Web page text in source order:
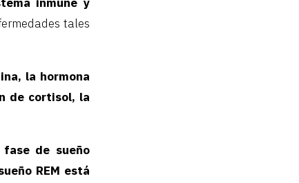
tales
la hormona
de cortisol, la
de sueño
REM está